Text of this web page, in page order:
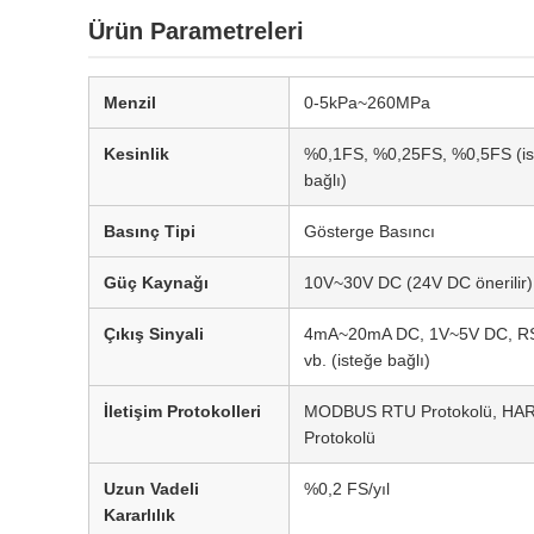
Ürün Parametreleri
Menzil 0-5kPa~260MPa
Kesinlik
%0,1FS, %0,25FS, %0,5FS
bağlı)
Basınç Tipi Gösterge Basıncı
Güç Kaynağı 10V~30V DC (24V DC önerilir)
Çıkış Sinyali
4mA~20mA DC, 1V~5V DC,
vb. (isteğe bağlı)
İletişim Protokolleri
MODBUS RTU Protokolü,
Protokolü
Uzun Vadeli
Kararlılık
%0,2 FS/yıl